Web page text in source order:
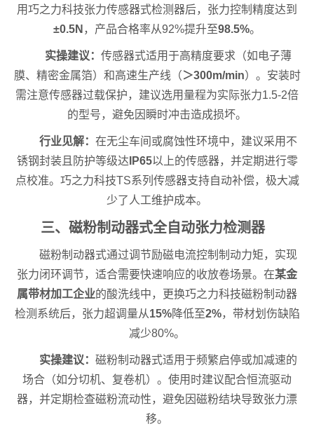
用巧之力科技张力传感器式检测器后，张力控制精度达到
±0.5N ，产品合格率从92%提升至98.5%。
实操建议： 传感器式适用于高精度要求（如电子薄
膜、精密金属箔）和高速生产线（＞300m/min）。安装时
需注意传感器过载保护，建议选用量程为实际张力1.5-2倍
的型号，避免因瞬时冲击造成损坏。
行业见解： 在无尘车间或腐蚀性环境中，建议采用不
锈钢封装且防护等级达 IP65以上的传感器，并定期进行零
点校准。巧之力科技TS系列传感器支持自动补偿，极大减
少了人工维护成本。
三、磁粉制动器式全自动张力检测器
磁粉制动器式通过调节励磁电流控制制动力矩，实现
张力闭环调节，适合需要快速响应的收放卷场景。在某金
属带材加工企业的酸洗线中，更换巧之力科技磁粉制动器
检测系统后，张力超调量从15%降低至2%，带材划伤缺陷
减少80%。
实操建议： 磁粉制动器式适用于频繁启停或加减速的
场合（如分切机、复卷机）。使用时建议配合恒流驱动
器，并定期检查磁粉流动性，避免因磁粉结块导致张力漂
移。